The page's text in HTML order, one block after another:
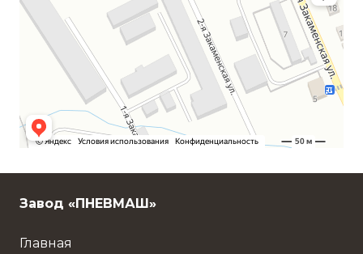
Завод «ПНЕВМАШ»
Главная